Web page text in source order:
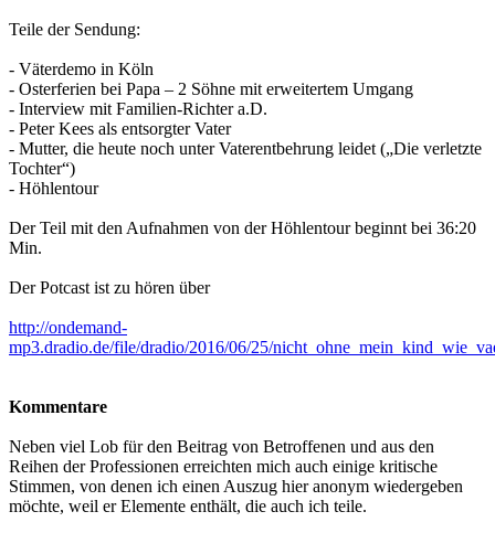
Teile der Sendung:
- Väterdemo in Köln
- Osterferien bei Papa – 2 Söhne mit erweitertem Umgang
- Interview mit Familien-Richter a.D.
- Peter Kees als entsorgter Vater
- Mutter, die heute noch unter Vaterentbehrung leidet („Die verletzte
Tochter“)
- Höhlentour
Der Teil mit den Aufnahmen von der Höhlentour beginnt bei 36:20
Min.
Der Potcast ist zu hören über
http://ondemand-
mp3.dradio.de/file/dradio/2016/06/25/
Kommentare
Neben viel Lob für den Beitrag von Betroffenen und aus den
Reihen der Professionen erreichten mich auch einige kritische
Stimmen, von denen ich einen Auszug hier anonym wiedergeben
möchte, weil er Elemente enthält, die auch ich teile.